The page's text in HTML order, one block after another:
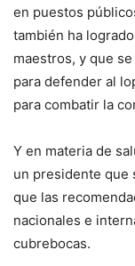
en puestos
también ha
maestros, y que
para defender al
para combatir la
Y en materia de
un presidente que
que las
nacionales e
cubrebocas.